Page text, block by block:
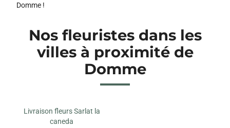
Domme !
Nos fleuristes dans les
villes à proximité de
Domme
Livraison fleurs Sarlat la
caneda